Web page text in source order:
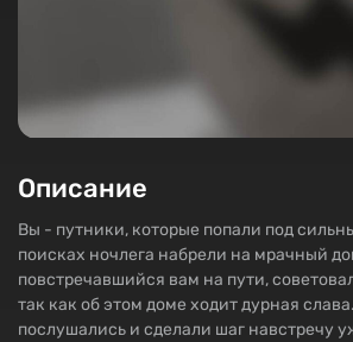
Описание
Вы - путники, которые попали под
поисках ночлега набрели на мрачный
повстречавшийся вам на пути,
так как об этом доме ходит дурная
послушались и сделали шаг навстречу